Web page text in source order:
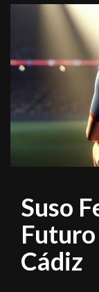
Suso
Cádiz